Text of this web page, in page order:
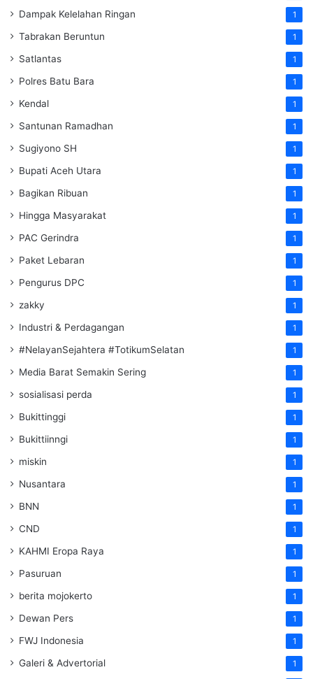
Dampak Kelelahan Ringan 1
Tabrakan Beruntun 1
Satlantas 1
Polres Batu Bara 1
Kendal 1
Santunan Ramadhan 1
Sugiyono SH 1
Bupati Aceh Utara 1
Bagikan Ribuan 1
Hingga Masyarakat 1
PAC Gerindra 1
Paket Lebaran 1
Pengurus DPC 1
zakky 1
Industri & Perdagangan 1
#NelayanSejahtera #TotikumSelatan 1
Media Barat Semakin Sering 1
sosialisasi perda 1
Bukittinggi 1
Bukittiinngi 1
miskin 1
Nusantara 1
BNN 1
CND 1
KAHMI Eropa Raya 1
Pasuruan 1
berita mojokerto 1
Dewan Pers 1
FWJ Indonesia 1
Galeri & Advertorial 1